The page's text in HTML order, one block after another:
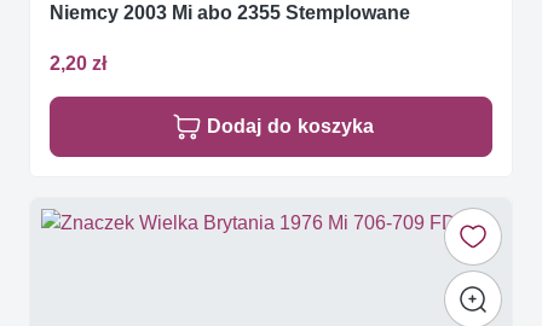
Niemcy 2003 Mi abo 2355 Stemplowane
2,20 zł
Dodaj do koszyka